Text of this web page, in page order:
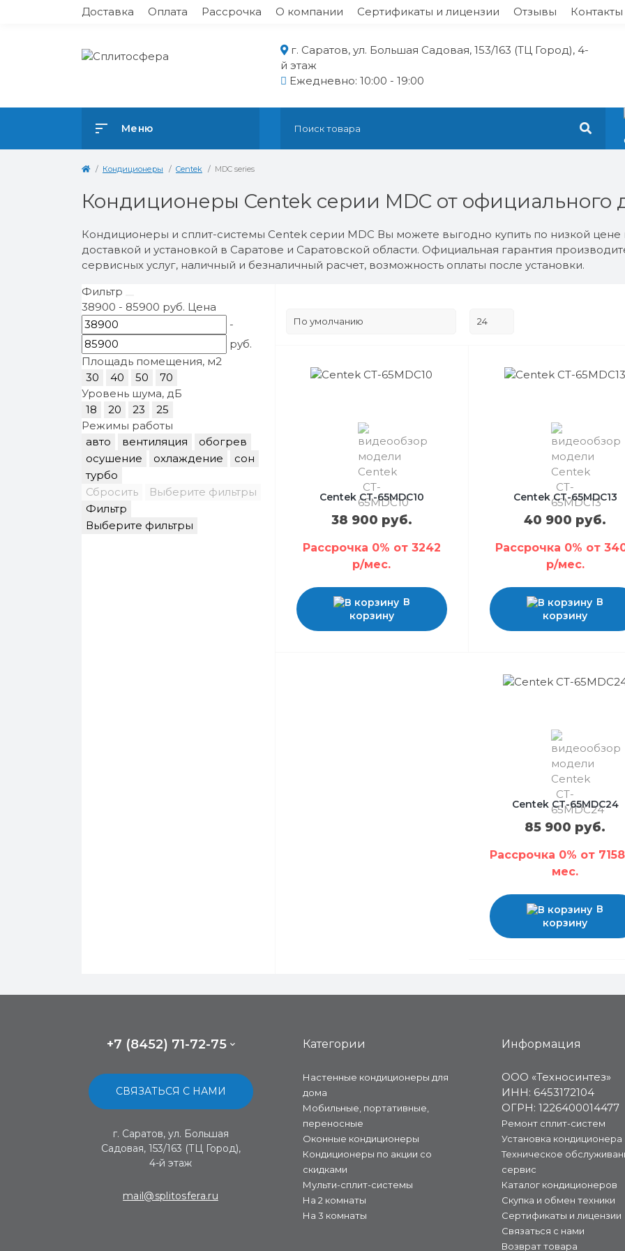
Доставка Оплата Рассрочка О компании Сертификаты и лицензии Отзывы Контакты
г. Саратов, ул. Большая Садовая, 153/163 (ТЦ Город), 4-
й этаж
Ежедневно: 10:00 - 19:00
Меню
Кондиционеры Centek MDC series
Кондиционеры Centek серии MDC от официального
Кондиционеры и сплит-системы Centek серии MDC Вы можете выгодно купить по низкой цене
доставкой и установкой в Саратове и Саратовской области. Официальная гарантия
сервисных услуг, наличный и безналичный расчет, возможность оплаты после установки.
Фильтр
38900 - 85900 руб. Цена
-
руб.
Площадь помещения, м2
30
40 50
70
Уровень шума, дБ
18
20 23
25
Режимы работы
авто
вентиляция
обогрев
осушение
охлаждение
сон
турбо
Сбросить
Выберите фильтры
Фильтр
Выберите фильтры
Centek CT-65MDC10
38 900 руб.
Рассрочка 0% от 3242
р/мес.
В
корзину
Centek CT-65MDC13
40 900 руб.
Рассрочка 0% от
р/мес.
В
корзину
Centek CT-65MDC24
85 900 руб.
Рассрочка 0% от
мес.
В
корзину
+7 (8452) 71-72-75
СВЯЗАТЬСЯ С НАМИ
г. Саратов, ул. Большая
Садовая, 153/163 (ТЦ Город),
4-й этаж
mail@splitosfera.ru
Категории
Настенные кондиционеры для
дома
Мобильные, портативные,
переносные
Оконные кондиционеры
Кондиционеры по акции со
скидками
Мульти-сплит-системы
На 2 комнаты
На 3 комнаты
Информация
ООО «Техносинтез»
ИНН: 6453172104
ОГРН: 1226400014477
Ремонт сплит-систем
Установка кондиционера
Техническое
сервис
Каталог кондиционеров
Скупка и обмен техники
Сертификаты и лицензии
Связаться с нами
Возврат товара